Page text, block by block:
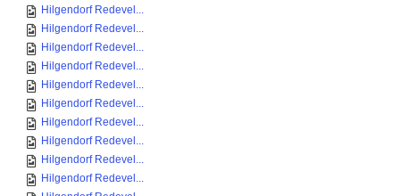
Hilgendorf Redevel...
Hilgendorf Redevel...
Hilgendorf Redevel...
Hilgendorf Redevel...
Hilgendorf Redevel...
Hilgendorf Redevel...
Hilgendorf Redevel...
Hilgendorf Redevel...
Hilgendorf Redevel...
Hilgendorf Redevel...